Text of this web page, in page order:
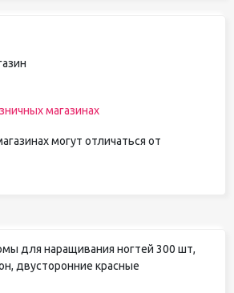
магазинах
могут отличаться от
для наращивания ногтей 300 шт,
двусторонние красные